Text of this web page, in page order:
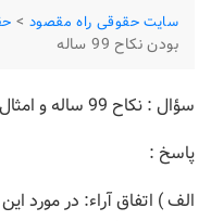
سایت حقوقی راه مقصود >
بودن نکاح 99 ساله
سؤال : نکاح 99 ساله و امثال آن دایم است یا موقت ؟
پاسخ :
الف ) اتفاق آراء: در مورد